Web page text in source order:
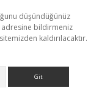
düşündüğünüz
adresine bildirmeniz
kaldırılacaktır.